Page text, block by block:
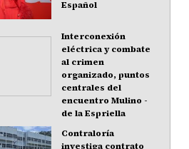
Español
Interconexión
eléctrica y combate
al crimen
organizado, puntos
centrales del
encuentro Mulino -
de la Espriella
Contraloría
investiga contrato